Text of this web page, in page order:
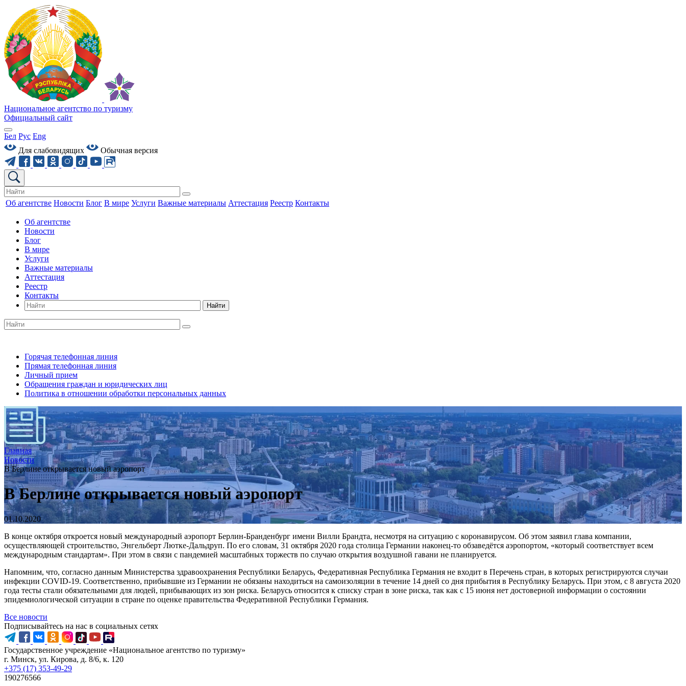
Национальное агентство по туризму
Официальный сайт
Бел Рус Eng
Для слабовидящих
Обычная версия
Об агентстве Новости Блог В мире Услуги Важные материалы Аттестация Реестр Контакты
Об агентстве
Новости
Блог
В мире
Услуги
Важные материалы
Аттестация
Реестр
Контакты
Найти
Горячая телефонная линия
Прямая телефонная линия
Личный прием
Обращения граждан и юридических лиц
Политика в отношении обработки персональных данных
Главная
Новости
В Берлине открывается новый аэропорт
В Берлине открывается новый аэропорт
01.10.2020
В конце октября откроется новый международный аэропорт Берлин-Бранденбург имени Вилли Брандта, несмотря на ситуацию с коронавирусом. Об этом заявил глава компании,
осуществляющей строительство, Энгельберт Лютке-Дальдруп. По его словам, 31 октября 2020 года столица Германии наконец-то обзаведётся аэропортом, «который соответствует всем
международным стандартам». При этом в связи с пандемией масштабных торжеств по случаю открытия воздушной гавани не планируется.
Напомним, что, согласно данным Министерства здравоохранения Республики Беларусь, Федеративная Республика Германия не входит в Перечень стран, в которых регистрируются случаи
инфекции COVID-19. Соответственно, прибывшие из Германии не обязаны находиться на самоизоляции в течение 14 дней со дня прибытия в Республику Беларусь. При этом, с 8 августа 2020
года тесты стали обязательными для людей, прибывающих из зон риска. Беларусь относится к списку стран в зоне риска, так как с 15 июня нет достоверной информации о состоянии
эпидемиологической ситуации в стране по оценке правительства Федеративной Республики Германия.
Все новости
Подписывайтесь на нас в социальных сетях
Государственное учреждение «Национальное агентство по туризму»
г. Минск, ул. Кирова, д. 8/6, к. 120
+375 (17) 353-49-29
190276566